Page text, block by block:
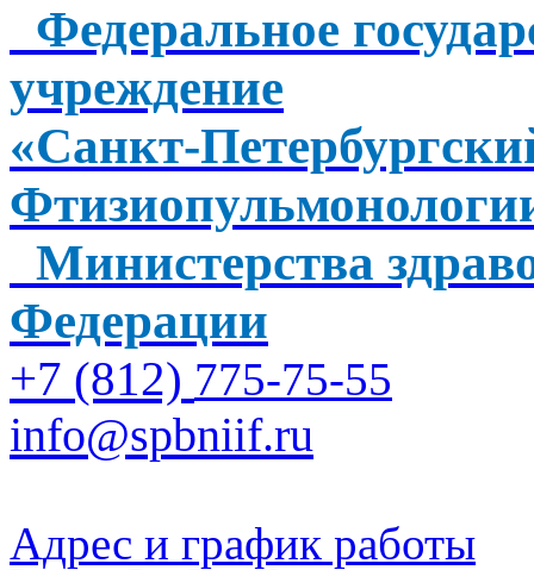
Федеральное
учреждение
«Санкт-
Министерства
Федерации
+7 (812) 775-75-55
info@spbniif.ru
Адрес и график работы